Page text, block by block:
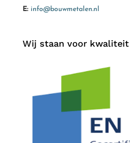
E: info@bouwmetalen.nl
Wij staan voor kwaliteit